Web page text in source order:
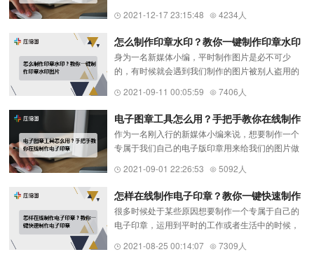
呢？今天，小编给大家推荐一款在线印章制作
（https://www.yasuotu.com/yinz...
2021-12-17 23:15:48 4234人
怎么制作印章水印？教你一键制作印章水印
图片
身为一名新媒体小编，平时制作图片是必不可少
的，有时候就会遇到我们制作的图片被别人盗用的
候应该怎么办呢？这时就可以使用印章在线生成
https://www.yasuotu.com/器，...
2021-09-11 00:05:59 7406人
电子图章工具怎么用？手把手教你在线制作
电子印章
作为一名刚入行的新媒体小编来说，想要制作一个
专属于我们自己的电子版印章用来给我们的图片做
家分享一款印章在线生成https://www.yasuotu.com/
工具，打开网站仅需一键...
2021-09-01 22:26:53 5092人
怎样在线制作电子印章？教你一键快速制作
电子印章
很多时候处于某些原因想要制作一个专属于自己的
电子印章，运用到平时的工作或者生活中的时候，
线制作电子印章呢？这时候，大家就可以使用印章
2021-08-25 00:14:07 7309人